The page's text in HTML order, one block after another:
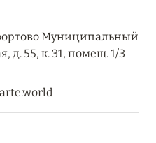
Муниципальный
д. 55, к. 31, помещ. 1/3